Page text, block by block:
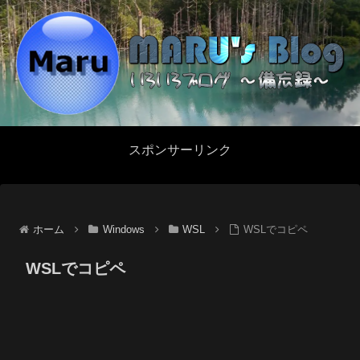
スポンサーリンク
ホーム Windows WSL WSLでコピペ
WSLでコピペ